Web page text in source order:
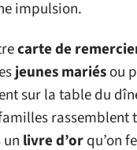
impulsion.
carte de
jeunes mariésou
sur la table du
rassemblent
livre d’orqu’on